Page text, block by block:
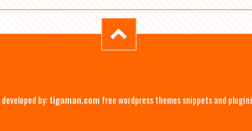
developed by:tigaman.com free wordpress themes snippets and